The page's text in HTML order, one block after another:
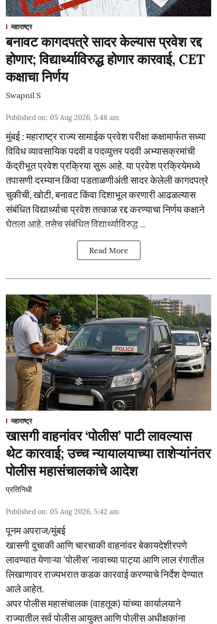
महाराष्ट्र
बनावट कागदपत्रे सादर केल्यास प्रवेश रद्द
होणार; विद्यार्थ्याविरुद्ध होणार कारवाई, CET
कक्षाचा निर्णय
Swapnil S
Published on: 05 Aug 2026, 5:48 am
मुंबई : महाराष्ट्र राज्य सामाईक प्रवेश परीक्षा कक्षामार्फत सध्या
विविध व्यावसायिक पदवी व पदव्युत्तर पदवी अभ्यासक्रमांची
केंद्रीभूत प्रवेश प्रक्रिया सुरू आहे. या प्रवेश प्रक्रियेमध्ये
तपासणी दरम्यान किंवा पडताळणीअंती सादर केलेली कागदपत्रे
चुकीची, खोटी, बनावट किंवा दिशाभूल करणारी आढळल्यास
संबंधित विद्यार्थ्याचा प्रवेश तत्काळ रद्द करण्याचा निर्णय कक्षाने
घेतला आहे. तसेच संबंधित विद्यार्थ्याविरुद्ध ...
Read More
महाराष्ट्र
खासगी वाहनांवर ‘पोलीस’ पाटी लावल्यास
थेट कारवाई; उच्च न्यायालयाच्या ताशेऱ्यांनंतर
पोलीस महासंचालकांचे आदेश
प्रतिनिधी
Published on: 05 Aug 2026, 5:42 am
पूनम अपराज/मुंबई
खासगी दुचाकी आणि चारचाकी वाहनांवर बेकायदेशीरपणे
लावण्यात येणाऱ्या ‘पोलीस’ नावाच्या पाट्या आणि लाल रंगातील
लिखाणावर राज्यभरात कडक कारवाई करण्याचे निर्देश देण्यात
आले आहेत.
अपर पोलीस महासंचालक (वाहतूक) यांच्या कार्यालयाने
राज्यातील सर्व पोलीस आयुक्त आणि पोलीस अधीक्षकांना